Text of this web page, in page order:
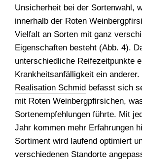
Unsicherheit bei der Sortenwahl,
innerhalb der Roten
Vielfalt an Sorten mit ganz
Eigenschaften besteht (Abb. 4).
unterschiedliche Reifezeitpunkte
Krankheitsanfälligkeit ein anderer.
Realisation Schmid ­befasst sich
mit Roten Weinbergpfirsichen,
Sortenempfehlungen führte. Mit
Jahr kommen mehr Erfahrungen
Sortiment wird laufend optimiert
verschiedenen Standorte